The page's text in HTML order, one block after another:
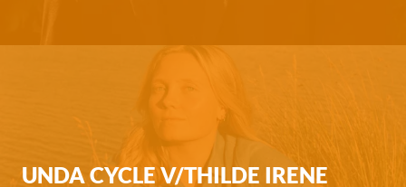
UNDA CYCLE V/THILDE IRENE